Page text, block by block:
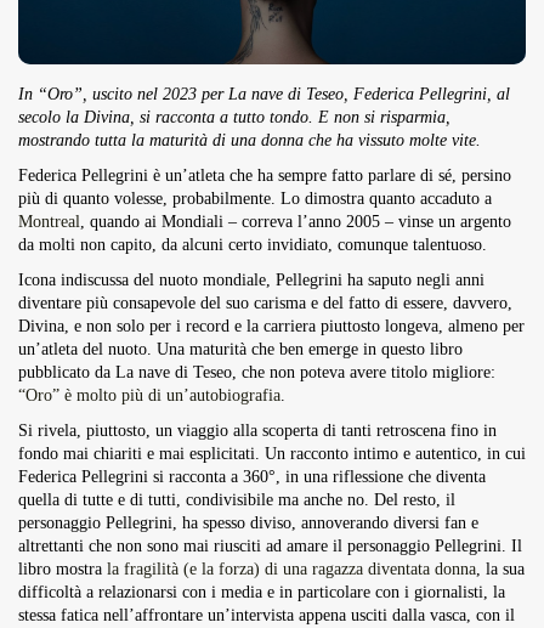
Tarantarte Al Festival De Fès...
15 Min
Overdrive Fest A Matino: Il...
In “Oro”, uscito nel 2023 per La nave di Teseo, Federica Pellegrini, al
secolo la Divina, si racconta a tutto tondo. E non si risparmia,
mostrando tutta la maturità di una donna che ha vissuto molte vite.
Federica Pellegrini è un’atleta che ha sempre fatto parlare di sé, persino
più di quanto volesse, probabilmente. Lo dimostra quanto accaduto a
Montreal, quando ai Mondiali – correva l’anno 2005 – vinse un argento
da molti non capito, da alcuni certo invidiato, comunque talentuoso.
Icona indiscussa del nuoto mondiale, Pellegrini ha saputo negli anni
diventare più consapevole del suo carisma e del fatto di essere, davvero,
Divina, e non solo per i record e la carriera piuttosto longeva, almeno per
un’atleta del nuoto. Una maturità che ben emerge in questo libro
pubblicato da La nave di Teseo, che non poteva avere titolo migliore:
“Oro” è molto più di un’autobiografia.
Si rivela, piuttosto, un viaggio alla scoperta di tanti retroscena fino in
fondo mai chiariti e mai esplicitati. Un racconto intimo e autentico, in cui
Federica Pellegrini si racconta a 360°, in una riflessione che diventa
quella di tutte e di tutti, condivisibile ma anche no. Del resto, il
personaggio Pellegrini, ha spesso diviso, annoverando diversi fan e
altrettanti che non sono mai riusciti ad amare il personaggio Pellegrini. Il
libro mostra la fragilità (e la forza) di una ragazza diventata donna, la sua
difficoltà a relazionarsi con i media e in particolare con i giornalisti, la
stessa fatica nell’affrontare un’intervista appena usciti dalla vasca, con il